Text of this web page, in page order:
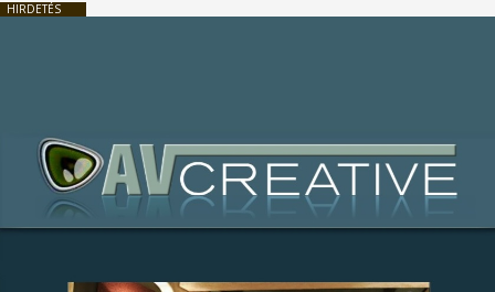
HIRDETÉS